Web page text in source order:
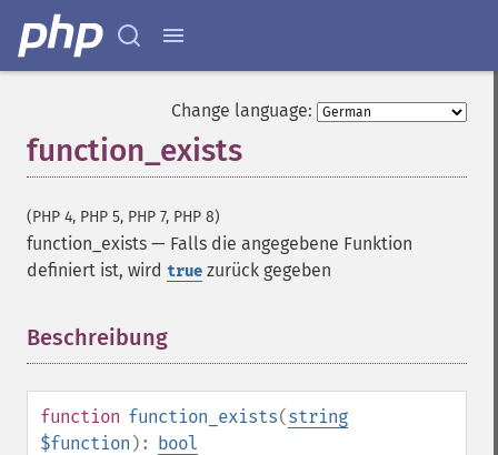
Change language:
function_exists
(PHP 4, PHP 5, PHP 7, PHP 8)
function_exists — Falls die angegebene Funktion
definiert ist, wird true zurück gegeben
Beschreibung
function function_exists(string
$function ): bool